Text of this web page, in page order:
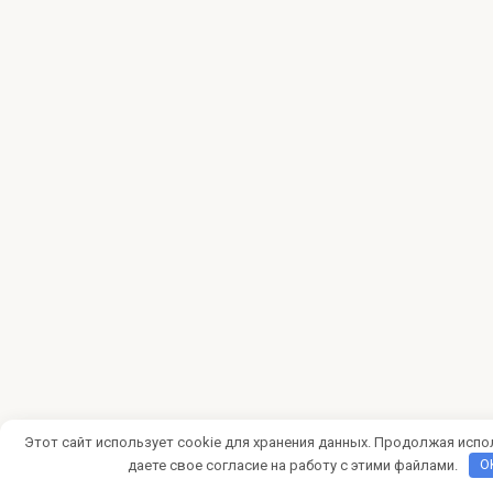
Этот сайт использует cookie для хранения данных. Продолжая
даете свое согласие на работу с этими файлами.